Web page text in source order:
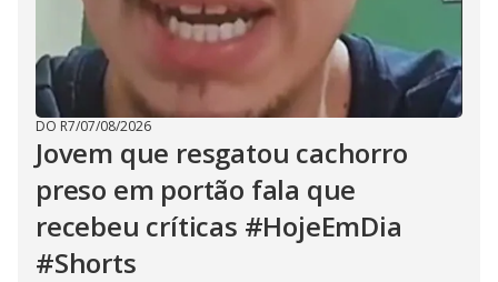
DO R7/07/08/2026
Jovem que resgatou cachorro
preso em portão fala que
recebeu críticas #HojeEmDia
#Shorts